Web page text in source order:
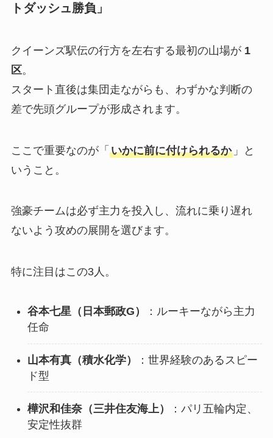
トダッシュ勝負」
クイーンズ駅伝の行方を左右する最初の山場が 1
区。
スタート直後は集団走ながらも、わずかな判断の
差で先頭グループが形成されます。
ここで重要なのが「 いかに前に付けられるか」と
いうこと。
強豪チームは必ず主力を投入し、流れに乗り遅れ
ないよう攻めの展開を選びます。
特に注目はこの3人。
谷本七星（日本郵政G）
：ルーキーながら主力
任命
山本有真（積水化学）
：世界経験のあるスピー
ド型
樺沢和佳奈（三井住友海上）
：パリ五輪内定、
安定性抜群